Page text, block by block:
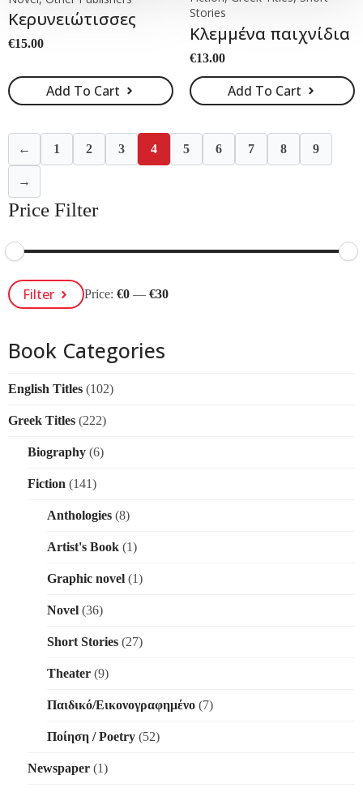
Κερυνειώτισσες
€15.00
Add To Cart
Stories
Κλεμμένα παιχνίδια
€13.00
Add To Cart
← 1 2 3 4 5 6 7 8 9
→
Price Filter
Min
Price
Max
PriceFilter Price:€0 —€30
Book Categories
English Titles (102)
Greek Titles (222)
Biography (6)
Fiction (141)
Anthologies (8)
Artist's Book (1)
Graphic novel (1)
Novel (36)
Short Stories (27)
Theater (9)
Παιδικό/Εικονογραφημένο (7)
Ποίηση / Poetry (52)
Newspaper (1)